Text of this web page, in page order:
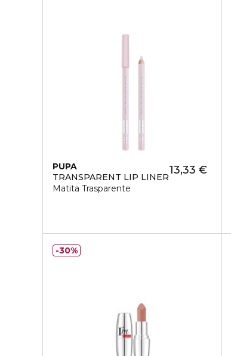
PUPA
TRANSPARENT LIP LINER
Matita Trasparente
13,33 €
30%